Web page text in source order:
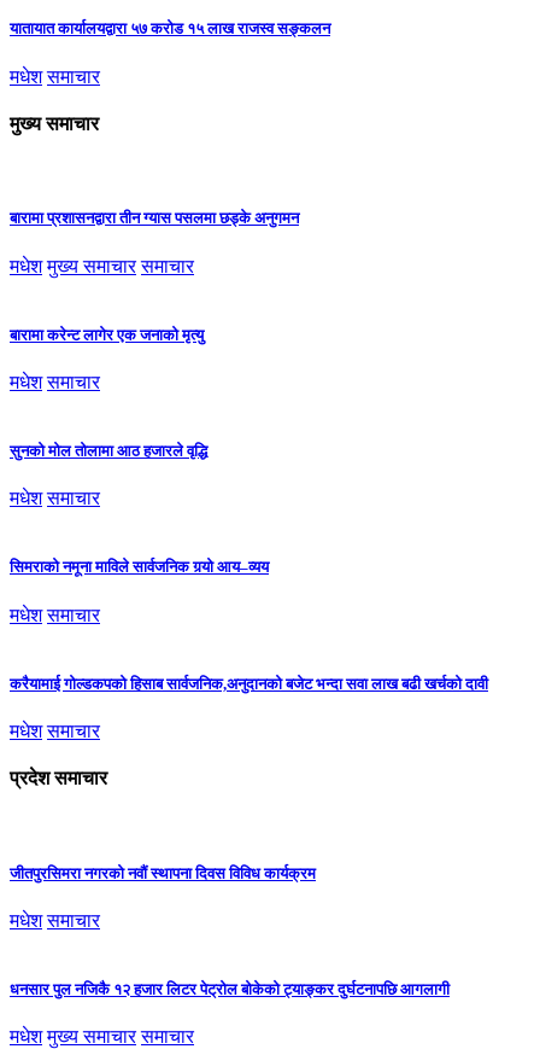
यातायात कार्यालयद्वारा ५७ करोड १५ लाख राजस्व सङ्कलन
मधेश समाचार
मुख्य समाचार
बारामा प्रशासनद्वारा तीन ग्यास पसलमा छड्के अनुगमन
मधेश मुख्य समाचार समाचार
बारामा करेन्ट लागेर एक जनाको मृत्यु
मधेश समाचार
सुनको मोल तोलामा आठ हजारले वृद्धि
मधेश समाचार
सिमराको नमूना माविले सार्वजनिक गर्‍यो आय–व्यय
मधेश समाचार
करैयामाई गोल्डकपको हिसाब सार्वजनिक,अनुदानको बजेट भन्दा सवा लाख बढी खर्चको दावी
मधेश समाचार
प्रदेश समाचार
जीतपुरसिमरा नगरको नवौं स्थापना दिवस विविध कार्यक्रम
मधेश समाचार
धनसार पुल नजिकै १२ हजार लिटर पेट्रोल बोकेको ट्याङ्कर दुर्घटनापछि आगलागी
मधेश मुख्य समाचार समाचार